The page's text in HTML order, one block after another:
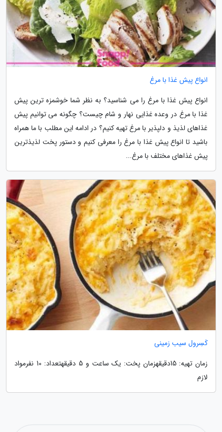
انواع پیش غذا با مرغ
انواع پیش غذا با مرغ را می شناسید؟ به نظر شما خوشمزه ترین پیش
غذا با مرغ در وعده غذایی نهار و شام چیست؟ چگونه می توانیم پیش
غذاهای لذیذ و دلپذیر با مرغ تهیه کنیم؟ در ادامه این مطلب با ما همراه
باشید تا انواع پیش غذا با مرغ را معرفی کنیم و دستور پخت لذیذترین
پیش غذاهای مختلف با مرغ...
کَسِرول سیب زمینی
زمان تهیه: 15دقیقهزمان پخت: یک ساعت و 5 دقیقهتعداد: 10 نفرمواد
لازم